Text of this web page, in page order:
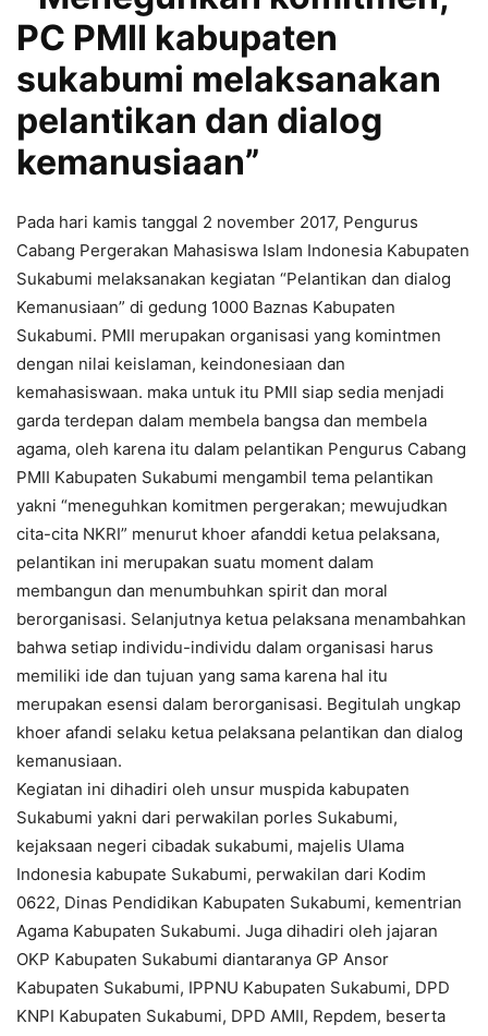
PC PMII kabupaten
sukabumi melaksanakan
pelantikan dan dialog
kemanusiaan”
Pada hari kamis tanggal 2 november 2017, Pengurus
Cabang Pergerakan Mahasiswa Islam Indonesia Kabupaten
Sukabumi melaksanakan kegiatan “Pelantikan dan dialog
Kemanusiaan” di gedung 1000 Baznas Kabupaten
Sukabumi. PMII merupakan organisasi yang komintmen
dengan nilai keislaman, keindonesiaan dan
kemahasiswaan. maka untuk itu PMII siap sedia menjadi
garda terdepan dalam membela bangsa dan membela
agama, oleh karena itu dalam pelantikan Pengurus Cabang
PMII Kabupaten Sukabumi mengambil tema pelantikan
yakni “meneguhkan komitmen pergerakan; mewujudkan
cita-cita NKRI” menurut khoer afanddi ketua pelaksana,
pelantikan ini merupakan suatu moment dalam
membangun dan menumbuhkan spirit dan moral
berorganisasi. Selanjutnya ketua pelaksana menambahkan
bahwa setiap individu-individu dalam organisasi harus
memiliki ide dan tujuan yang sama karena hal itu
merupakan esensi dalam berorganisasi. Begitulah ungkap
khoer afandi selaku ketua pelaksana pelantikan dan dialog
kemanusiaan.
Kegiatan ini dihadiri oleh unsur muspida kabupaten
Sukabumi yakni dari perwakilan porles Sukabumi,
kejaksaan negeri cibadak sukabumi, majelis Ulama
Indonesia kabupate Sukabumi, perwakilan dari Kodim
0622, Dinas Pendidikan Kabupaten Sukabumi, kementrian
Agama Kabupaten Sukabumi. Juga dihadiri oleh jajaran
OKP Kabupaten Sukabumi diantaranya GP Ansor
Kabupaten Sukabumi, IPPNU Kabupaten Sukabumi, DPD
KNPI Kabupaten Sukabumi, DPD AMII, Repdem, beserta